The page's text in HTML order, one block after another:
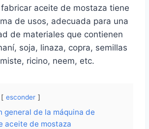
aceite de mostaza tiene
de usos, adecuada para una
de materiales que contienen
soja, linaza, copra, semillas
ricino, neem, etc.
esconder
general de la máquina de
aceite de mostaza